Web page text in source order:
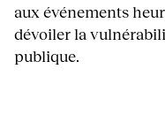
aux événements
dévoiler la
publique.